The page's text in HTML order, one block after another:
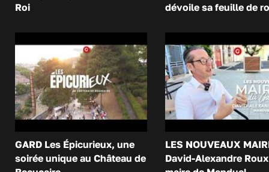
Roi
dévoile sa feuille de
GARD Les Épicurieux, une
soirée unique au Château de
LES NOUVEAUX
David-Alexandre